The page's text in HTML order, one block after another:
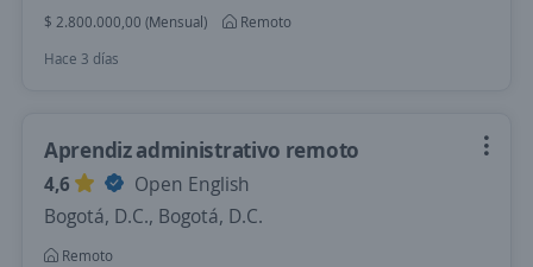
$ 2.800.000,00 (Mensual)
Remoto
Hace 3 días
Aprendiz administrativo remoto
4,6
Open English
Bogotá, D.C., Bogotá, D.C.
Remoto